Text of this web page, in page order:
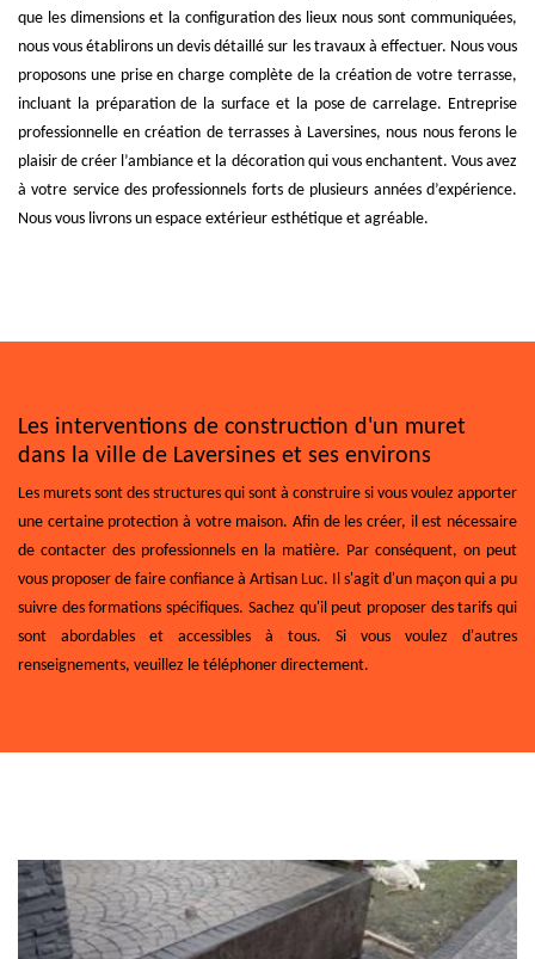
que les dimensions et la configuration des lieux nous sont communiquées,
nous vous établirons un devis détaillé sur les travaux à effectuer. Nous vous
proposons une prise en charge complète de la création de votre terrasse,
incluant la préparation de la surface et la pose de carrelage. Entreprise
professionnelle en création de terrasses à Laversines, nous nous ferons le
plaisir de créer l’ambiance et la décoration qui vous enchantent. Vous avez
à votre service des professionnels forts de plusieurs années d’expérience.
Nous vous livrons un espace extérieur esthétique et agréable.
Les interventions de construction d'un muret
dans la ville de Laversines et ses environs
Les murets sont des structures qui sont à construire si vous voulez apporter
une certaine protection à votre maison. Afin de les créer, il est nécessaire
de contacter des professionnels en la matière. Par conséquent, on peut
vous proposer de faire confiance à Artisan Luc. Il s'agit d'un maçon qui a pu
suivre des formations spécifiques. Sachez qu'il peut proposer des tarifs qui
sont abordables et accessibles à tous. Si vous voulez d'autres
renseignements, veuillez le téléphoner directement.